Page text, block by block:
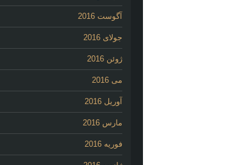
آگوست 2016
جولای 2016
ژوئن 2016
می 2016
آوریل 2016
مارس 2016
فوریه 2016